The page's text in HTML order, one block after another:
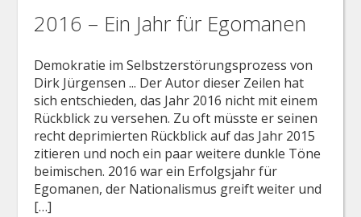
2016 – Ein Jahr für Egomanen
Demokratie im Selbstzerstörungsprozess von
Dirk Jürgensen ... Der Autor dieser Zeilen hat
sich entschieden, das Jahr 2016 nicht mit einem
Rückblick zu versehen. Zu oft müsste er seinen
recht deprimierten Rückblick auf das Jahr 2015
zitieren und noch ein paar weitere dunkle Töne
beimischen. 2016 war ein Erfolgsjahr für
Egomanen, der Nationalismus greift weiter und
[…]